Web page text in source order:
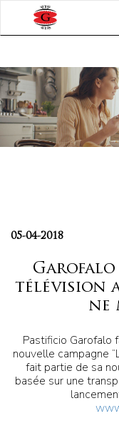
05-04-2018
Garofalo
télévision
ne
Pastificio Garofalo
nouvelle campagne
fait partie de sa
basée sur une